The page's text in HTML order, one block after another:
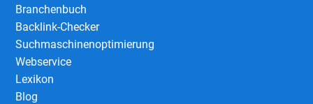
Branchenbuch
Backlink-Checker
Suchmaschinenoptimierung
Webservice
Lexikon
Blog